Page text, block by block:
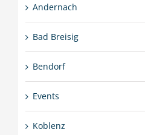
Andernach
Bad Breisig
Bendorf
Events
Koblenz